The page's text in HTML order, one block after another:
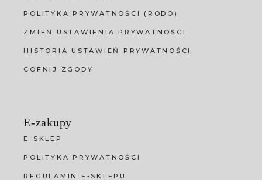
POLITYKA PRYWATNOŚCI (RODO)
ZMIEŃ USTAWIENIA PRYWATNOŚCI
HISTORIA USTAWIEŃ PRYWATNOŚCI
COFNIJ ZGODY
E-zakupy
E-SKLEP
POLITYKA PRYWATNOŚCI
REGULAMIN E-SKLEPU